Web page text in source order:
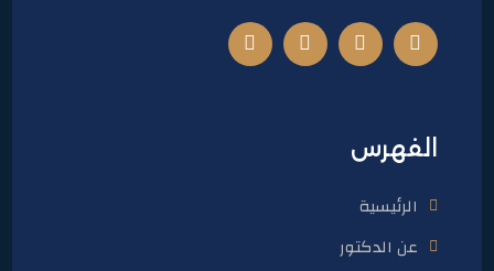
الفهرس
الرئيسية
عن الدكتور